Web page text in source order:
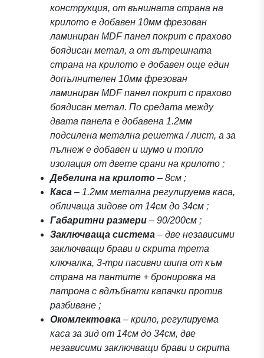
конструкция, от външната страна на
крилото е добавен 10мм фрезован
ламиниран MDF панел покрит с прахово
боядисан метал, а от вътрешната
страна на крилото е добавен още един
допълнителен 10мм фрезован
ламиниран MDF панел покрит с прахово
боядисан метал. По средата между
двата панела е добавена 1.2мм
подсилена метална решетка / лист, а за
пълнеж е добавен и шумо и топло
изолация от двете срани на крилото ;
Дебелина на крилото – 8см ;
Каса – 1.2мм метална регулируема каса,
обличаща зидове от 14см до 34см ;
Габаритни размери – 90/200см ;
Заключваща система – две независими
заключващи брави и скрита трета
ключалка, 3-три пасивни шипа от към
страна на пантите + бронировка на
патрона с вдлъбнати капачки против
разбиване ;
Окомлектовка – крило, регулируема
каса за зид от 14см до 34см, две
независими заключващи брави и скрита